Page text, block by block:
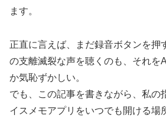
ます。
正直に言えば、まだ録音ボタンを押
の支離滅裂な声を聴くのも、それを
か気恥ずかしい。
でも、この記事を書きながら、私の
イスメモアプリをいつでも開ける場